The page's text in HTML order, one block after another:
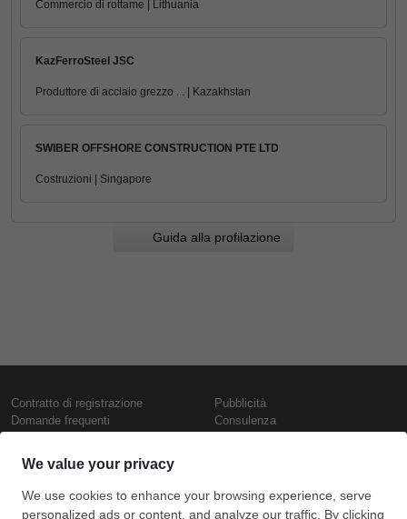
Commercio di rottame | Lithuania
KazFerroSteel JSC
Produttore di acciaio grezzo ... | Kazakhstan
SWIBER OFFSHORE CONSTRUCTION PTE LTD
Costruzioni | Singapore
Guida alla profilazione
Contratto di registrazione
Domande frequenti
Presentazione
Contattaci
Termini di utilizzo
Politica di riservatezza
Pubblicità
Consulenza